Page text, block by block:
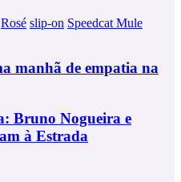
Rosé slip‑on Speedcat Mule
manhã de empatia na
Bruno Nogueira e
à Estrada